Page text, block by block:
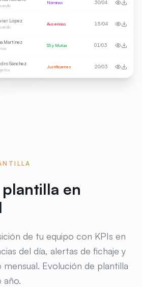
Nóminas 30/04
López
Ausencias 15/04
Martínez
SS y Mutua 01/03
Sánchez
Justificantes 20/03
en
de tu equipo con KPIs en
del día, alertas de fichaje y
Evolución de plantilla
año.